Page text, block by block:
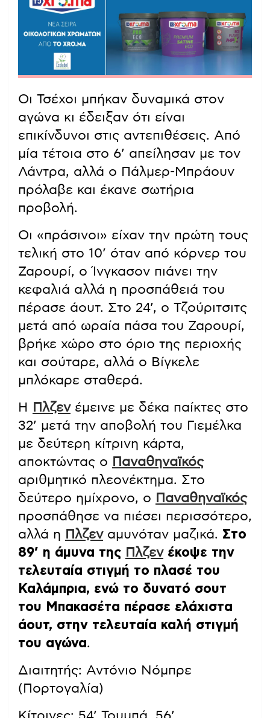
Οι Τσέχοι μπήκαν δυναμικά στον
αγώνα κι έδειξαν ότι είναι
επικίνδυνοι στις αντεπιθέσεις. Από
μία τέτοια στο 6’ απείλησαν με τον
Λάντρα, αλλά ο Πάλμερ-Μπράουν
πρόλαβε και έκανε σωτήρια
προβολή.
Οι «πράσινοι» είχαν την πρώτη τους
τελική στο 10’ όταν από κόρνερ του
Ζαρουρί, ο Ίνγκασον πιάνει την
κεφαλιά αλλά η προσπάθειά του
πέρασε άουτ. Στο 24’, ο Τζούριτσιτς
μετά από ωραία πάσα του Ζαρουρί,
βρήκε χώρο στο όριο της περιοχής
και σούταρε, αλλά ο Βίγκελε
μπλόκαρε σταθερά.
Η Πλζενέμεινε με δέκα παίκτες στο
32’ μετά την αποβολή του Γιεμέλκα
με δεύτερη κίτρινη κάρτα,
αποκτώντας ο Παναθηναϊκός
αριθμητικό πλεονέκτημα. Στο
δεύτερο ημίχρονο, ο Παναθηναϊκός
προσπάθησε να πιέσει περισσότερο,
αλλά η Πλζεναμυνόταν μαζικά. Στο
89’ η άμυνα της Πλζενέκοψε την
τελευταία στιγμή το πλασέ του
Καλάμπρια, ενώ το δυνατό σουτ
του Μπακασέτα πέρασε ελάχιστα
άουτ, στην τελευταία καλή στιγμή
του αγώνα.
Διαιτητής: Αντόνιο Νόμπρε
(Πορτογαλία)